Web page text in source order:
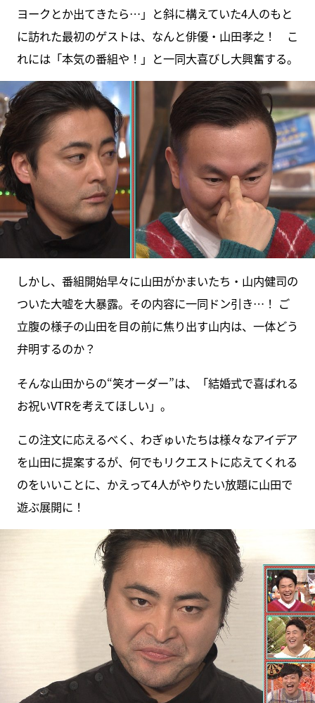
ヨークとか出てきたら…」と斜に構えていた4人のもと
に訪れた最初のゲストは、なんと俳優・山田孝之！ こ
れには「本気の番組や！」と一同大喜びし大興奮する。
しかし、番組開始早々に山田がかまいたち・山内健司の
ついた大嘘を大暴露。その内容に一同ドン引き…！ ご
立腹の様子の山田を目の前に焦り出す山内は、一体どう
弁明するのか？
そんな山田からの“笑オーダー”は、「結婚式で喜ばれる
お祝いVTRを考えてほしい」。
この注文に応えるべく、わぎゅいたちは様々なアイデア
を山田に提案するが、何でもリクエストに応えてくれる
のをいいことに、かえって4人がやりたい放題に山田で
遊ぶ展開に！